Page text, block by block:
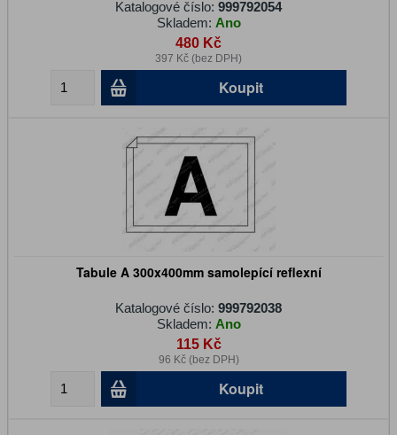
Katalogové číslo: 999792054
Skladem: Ano
480 Kč
397 Kč (bez DPH)
Koupit
Tabule A 300x400mm samolepící reflexní
Katalogové číslo: 999792038
Skladem: Ano
115 Kč
96 Kč (bez DPH)
Koupit